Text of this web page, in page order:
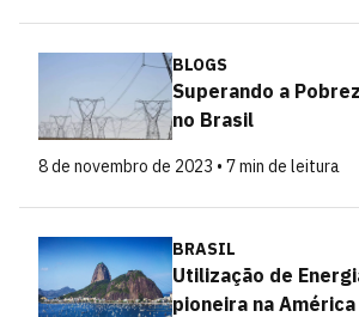
BLOGS
Superando a
no Brasil
8 de novembro de 2023 • 7 min de leitura
BRASIL
Utilização de
pioneira na